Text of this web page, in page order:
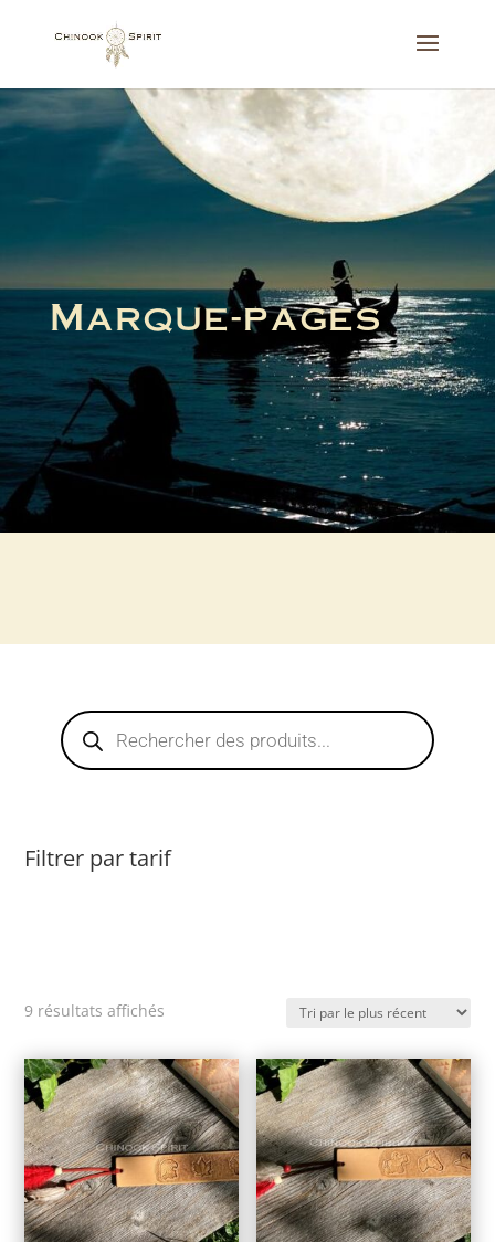
Marque-pages
Recherche
de
produits
Filtrer par tarif
9 résultats affichés
plus
récent
au
plus
ancien